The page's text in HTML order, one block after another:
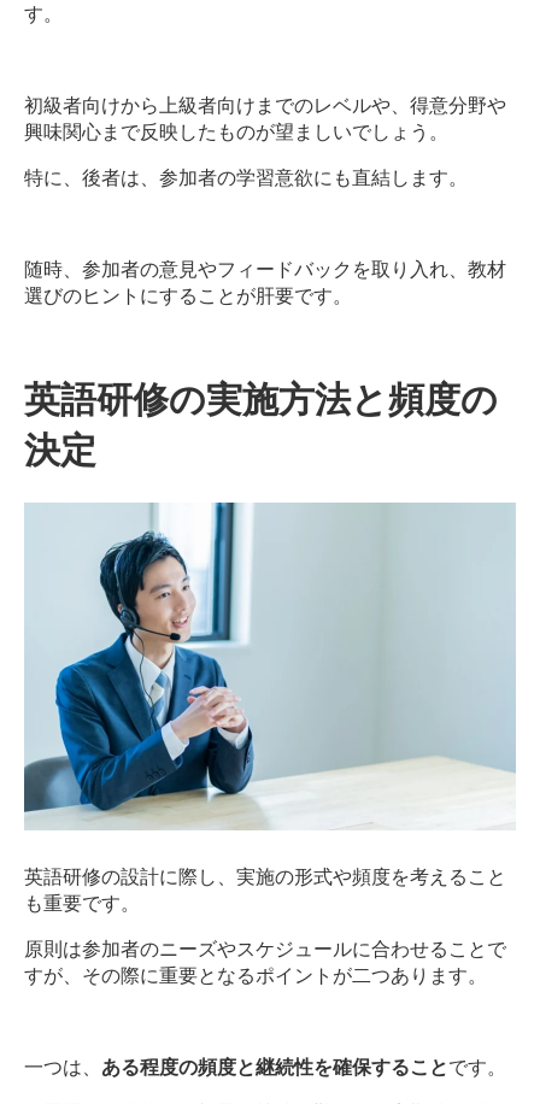
す。
初級者向けから上級者向けまでのレベルや、得意分野や
興味関心まで反映したものが望ましいでしょう。
特に、後者は、参加者の学習意欲にも直結します。
随時、参加者の意見やフィードバックを取り入れ、教材
選びのヒントにすることが肝要です。
英語研修の実施方法と頻度の
決定
英語研修の設計に際し、実施の形式や頻度を考えること
も重要です。
原則は参加者のニーズやスケジュールに合わせることで
すが、その際に重要となるポイントが二つあります。
一つは、 ある程度の頻度と継続性を確保することです。